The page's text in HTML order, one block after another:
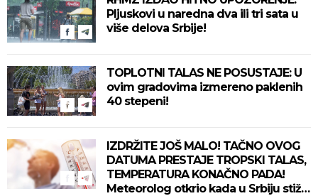
Pljuskovi u naredna dva ili tri sata u
više delova Srbije!
TOPLOTNI TALAS NE POSUSTAJE: U
ovim gradovima izmereno paklenih
40 stepeni!
IZDRŽITE JOŠ MALO! TAČNO OVOG
DATUMA PRESTAJE TROPSKI TALAS,
TEMPERATURA KONAČNO PADA!
Meteorolog otkrio kada u Srbiju stiže